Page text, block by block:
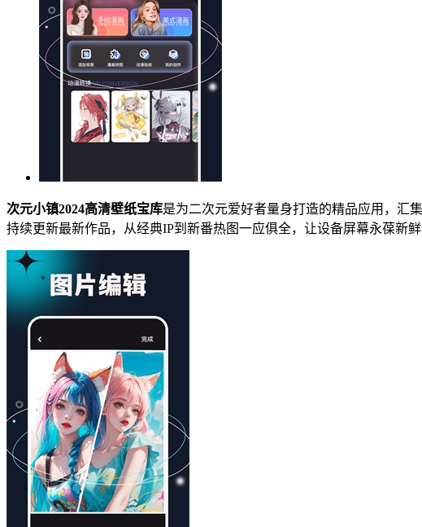
次元小镇2024高清壁纸宝库是为二次元爱好者量身打造的精品应用，汇
持续更新最新作品，从经典IP到新番热图一应俱全，让设备屏幕永葆新鲜